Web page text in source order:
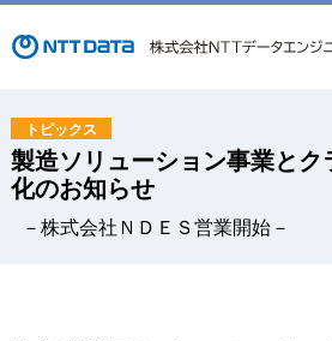
製造ソリューション事業とク
化のお知らせ
－株式会社ＮＤＥＳ営業開始－